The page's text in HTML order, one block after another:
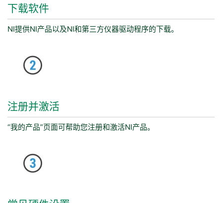
下载软件
NI提供NI产品以及NI和第三方仪器驱动程序的下载。
注册并激活
“我的产品”页面可帮助您注册和激活NI产品。